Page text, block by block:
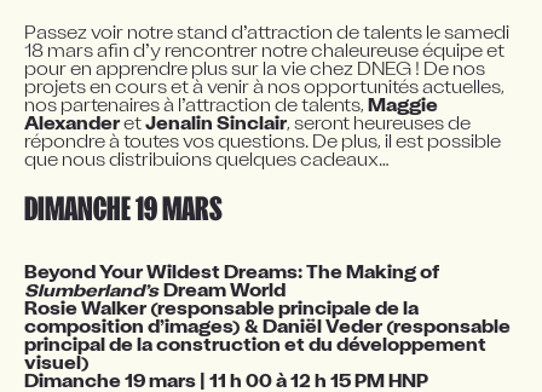
Passez voir notre stand d’attraction de talents le samedi
18 mars afin d’y rencontrer notre chaleureuse équipe et
pour en apprendre plus sur la vie chez DNEG ! De nos
projets en cours et à venir à nos opportunités actuelles,
nos partenaires à l’attraction de talents, Maggie
Alexander et Jenalin Sinclair, seront heureuses de
répondre à toutes vos questions. De plus, il est possible
que nous distribuions quelques cadeaux…
DIMANCHE 19 MARS
Slumberland’s Dream World
Rosie Walker (responsable principale de la
composition d’images) & Daniël Veder (responsable
principal de la construction et du développement
visuel)
Dimanche 19 mars | 11 h 00 à 12 h 15 PM HNP